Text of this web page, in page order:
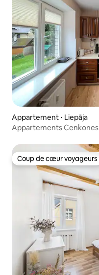
Appartement ⋅ Liepāja
Appartements Cenkones
Coup de cœur voyageurs
Coup de cœur voyageurs